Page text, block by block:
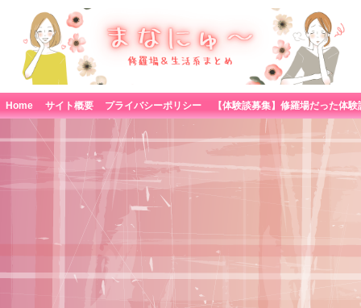
Home サイト概要 プライバシーポリシー